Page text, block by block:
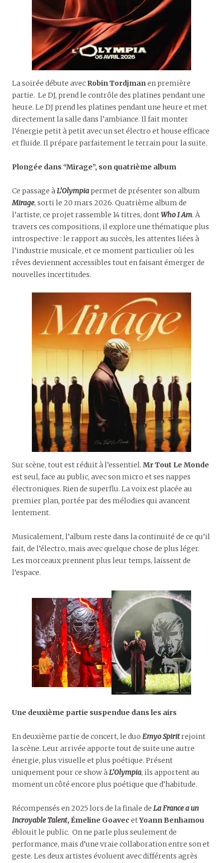
La soirée débute avec Robin Tordjmanen première
partie. Le DJ, prend le contrôle des platines pendant une
heure. Le DJ prend les platines pendant une heure et met
directement la salle dans l’ambiance. Il fait monter
l’énergie petit à petit avec un set électro et house efficace
et fluide. Il prépare parfaitement le terrain pour la suite.
Plongée dans “Mirage”, son quatrième album
Ce passage àL’Olympiapermet de présenter son album
Mirage, sorti le 20 mars 2026. Quatrième album de
l’artiste, ce projet rassemble 14 titres, dontWho I Am. À
travers ces compositions, il explore une thématique plus
introspective : le rapport au succès, les attentes liées à
l’industrie musicale, et ce moment particulier où les
rêves deviennent accessibles tout en faisant émerger de
nouvelles incertitudes.
Sur scène, tout est réduit à l’essentiel. Mr Tout Le Monde
est seul, face au public, avec son micro et ses nappes
électroniques. Rien de superflu. La voix est placée au
premier plan, portée par des mélodies qui avancent
lentement.
Musicalement, l’album reste dans la continuité de ce qu’il
fait, de l’électro, mais avec quelque chose de plus léger.
Les morceaux prennent plus leur temps, laissent de
l’espace.
Une deuxième partie suspendue dans les airs
En deuxième partie de concert, le duo Emyo Spiritrejoint
la scène. Leur arrivée apporte tout de suite une autre
énergie, plus visuelle et plus poétique. Présent
uniquement pour ce show àL’Olympia, ils apportent au
moment un côté encore plus poétique que d’habitude.
Récompensés en 2025 lors de la finale de La France a un
Incroyable Talent, Émeline Goavec etYoann Benhamou
éblouit le public. On ne parle plus seulement de
performance, mais d’une vraie collaboration entre son et
geste. Les deux artistes évoluent avec différents agrès